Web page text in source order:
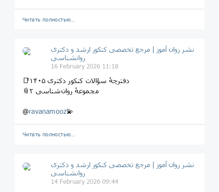
Читать полностью…
نشر روان‌ آموز | مرجع تخصصی کنکور ارشد و دکتری
روانشناسی
16 February 2026 11:18
📑دفترچهٔ سؤالات کنکور دکتری ۱۴۰۵
📎مجموعهٔ روان‌شناسی ۲
@ravanamooz💫
Читать полностью…
نشر روان‌ آموز | مرجع تخصصی کنکور ارشد و دکتری
روانشناسی
14 February 2026 09:44